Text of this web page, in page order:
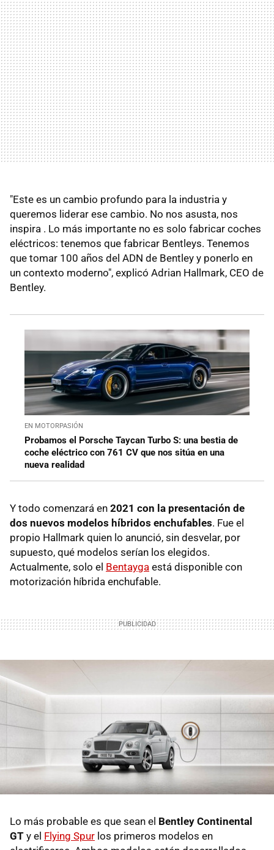
"Este es un cambio profundo para la industria y
queremos liderar ese cambio. No nos asusta, nos
inspira . Lo más importante no es solo fabricar coches
eléctricos: tenemos que fabricar Bentleys. Tenemos
que tomar 100 años del ADN de Bentley y ponerlo en
un contexto moderno", explicó Adrian Hallmark, CEO de
Bentley.
EN MOTORPASIÓN
Probamos el Porsche Taycan Turbo S: una bestia de
coche eléctrico con 761 CV que nos sitúa en una
nueva realidad
Y todo comenzará en 2021 con la presentación de
dos nuevos modelos híbridos enchufables. Fue el
propio Hallmark quien lo anunció, sin desvelar, por
supuesto, qué modelos serían los elegidos.
Actualmente, solo el Bentayga está disponible con
motorización híbrida enchufable.
Lo más probable es que sean el Bentley Continental
GT y el Flying Spur los primeros modelos en